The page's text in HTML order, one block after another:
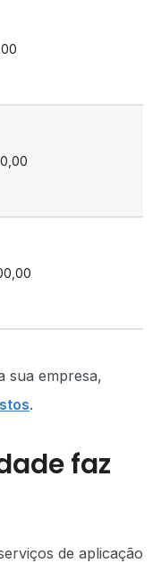
sua empresa,
.
faz
de aplicação